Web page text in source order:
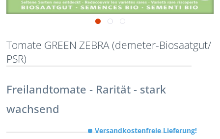
Tomate GREEN ZEBRA (demeter-Biosaatgut/
PSR)
Freilandtomate - Rarität - stark
wachsend
Versandkostenfreie Lieferung!